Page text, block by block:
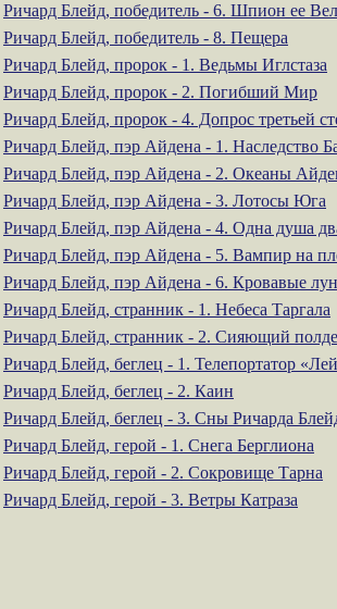
Ричард Блейд, победитель - 6. Шпион ее
Ричард Блейд, победитель - 8. Пещера
Ричард Блейд, пророк - 1. Ведьмы Иглстаза
Ричард Блейд, пророк - 2. Погибший Мир
Ричард Блейд, пророк - 4. Допрос третьей
Ричард Блейд, пэр Айдена - 1. Наследство
Ричард Блейд, пэр Айдена - 2. Океаны
Ричард Блейд, пэр Айдена - 3. Лотосы Юга
Ричард Блейд, пэр Айдена - 4. Одна душа
Ричард Блейд, пэр Айдена - 5. Вампир на
Ричард Блейд, пэр Айдена - 6. Кровавые
Ричард Блейд, странник - 1. Небеса Таргала
Ричард Блейд, странник - 2. Сияющий
Ричард Блейд, беглец - 1. Телепортатор
Ричард Блейд, беглец - 2. Каин
Ричард Блейд, беглец - 3. Сны Ричарда
Ричард Блейд, герой - 1. Снега Берглиона
Ричард Блейд, герой - 2. Сокровище Тарна
Ричард Блейд, герой - 3. Ветры Катраза